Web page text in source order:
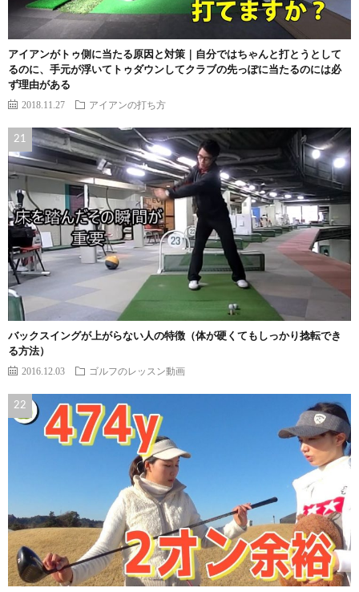
アイアンがトゥ側に当たる原因と対策｜自分ではちゃんと打とうとして
るのに、手元が浮いてトゥダウンしてクラブの先っぽに当たるのには必
ず理由がある
2018.11.27 アイアンの打ち方
バックスイングが上がらない人の特徴（体が硬くてもしっかり捻転でき
る方法）
2016.12.03 ゴルフのレッスン動画